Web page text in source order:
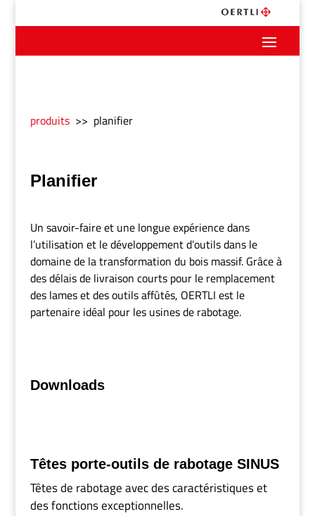
produits>> planifier
Planifier
Un savoir-faire et une longue expérience dans
l’utilisation et le développement d’outils dans le
domaine de la transformation du bois massif. Grâce à
des délais de livraison courts pour le remplacement
des lames et des outils affûtés, OERTLI est le
partenaire idéal pour les usines de rabotage.
Downloads
Têtes porte-outils de rabotage SINUS
Têtes de rabotage avec des caractéristiques et
des fonctions exceptionnelles.